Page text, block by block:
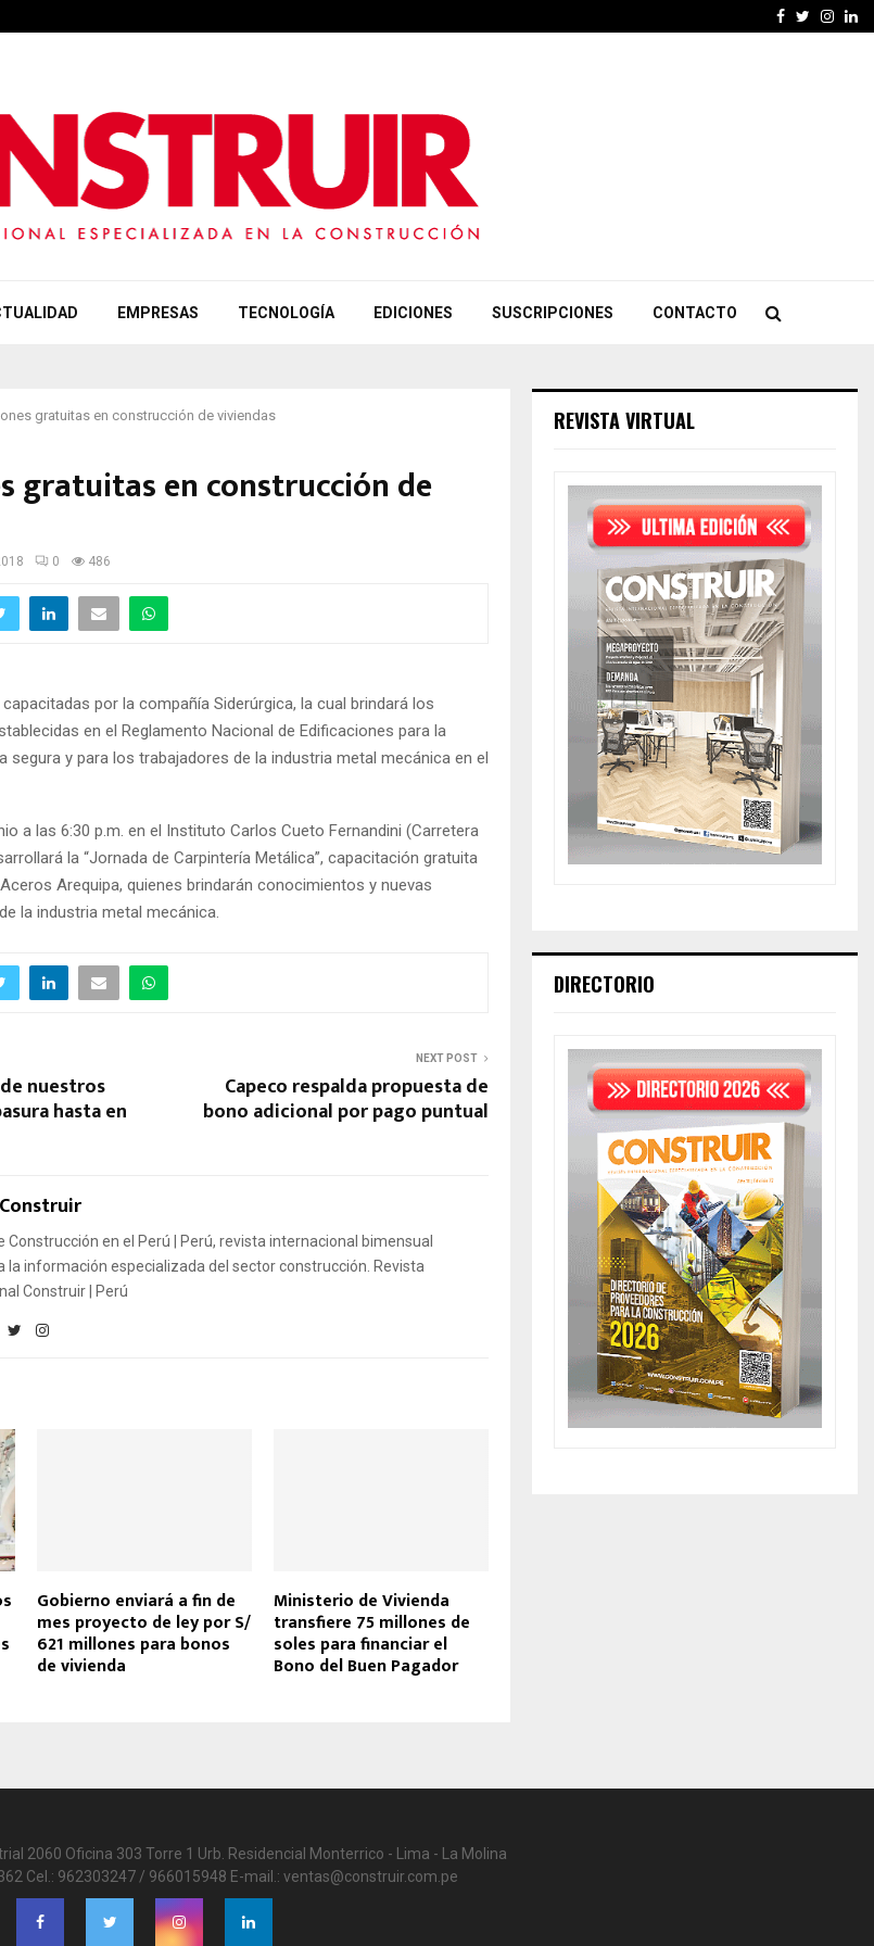
Facebook
Twitter
EMPRESAS TECNOLOGÍA EDICIONES SUSCRIPCIONES CONTACTO
gratuitas en construcción de viviendas
gratuitas en construcción de
0 486
por la compañía Siderúrgica, la cual brindará los
en el Reglamento Nacional de Edificaciones para la
segura y para los trabajadores de la industria metal mecánica en el
a las 6:30 p.m. en el Instituto Carlos Cueto Fernandini (Carretera
la “Jornada de Carpintería Metálica”, capacitación gratuita
Arequipa, quienes brindarán conocimientos y nuevas
la industria metal mecánica.
nuestros
hasta en
NEXT POST
Capeco respalda propuesta de
bono adicional por pago puntual
Construcción en el Perú | Perú, revista internacional bimensual
la información especializada del sector construcción. Revista
Construir | Perú
Gobierno enviará a fin de
mes proyecto de ley por S/
621 millones para bonos
de vivienda
Ministerio de Vivienda
transfiere 75 millones de
soles para financiar el
Bono del Buen Pagador
REVISTA VIRTUAL
DIRECTORIO
2060 Oficina 303 Torre 1 Urb. Residencial Monterrico - Lima - La Molina
Cel.: 962303247 / 966015948 E-mail.: ventas@construir.com.pe